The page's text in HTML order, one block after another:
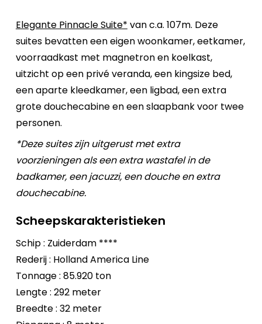
Elegante Pinnacle Suite* van c.a. 107m. Deze
suites bevatten een eigen woonkamer, eetkamer,
voorraadkast met magnetron en koelkast,
uitzicht op een privé veranda, een kingsize bed,
een aparte kleedkamer, een ligbad, een extra
grote douchecabine en een slaapbank voor twee
personen.
*Deze suites zijn uitgerust met extra
voorzieningen als een extra wastafel in de
badkamer, een jacuzzi, een douche en extra
douchecabine.
Scheepskarakteristieken
Schip : Zuiderdam ****
Rederij : Holland America Line
Tonnage : 85.920 ton
Lengte : 292 meter
Breedte : 32 meter